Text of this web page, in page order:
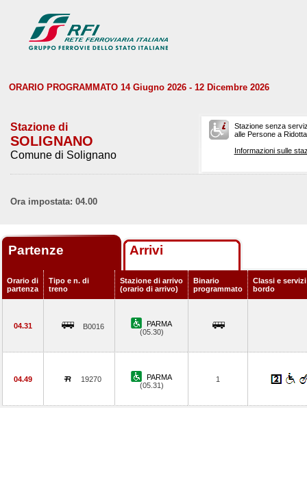
ORARIO PROGRAMMATO 14 Giugno 2026 - 12 Dicembre 2026
Stazione di
SOLIGNANO
Comune di Solignano
Stazione senza
alle Persone a
Informazioni sulle
Ora impostata: 04.00
Partenze Arrivi
Orario di
partenza
Tipo e n. di
treno
Stazione di arrivo
(orario di arrivo)
Binario
programmato
Classi e servizi
bordo
04.31 B0016
PARMA
(05.30)
04.49 19270
PARMA
(05.31)
1